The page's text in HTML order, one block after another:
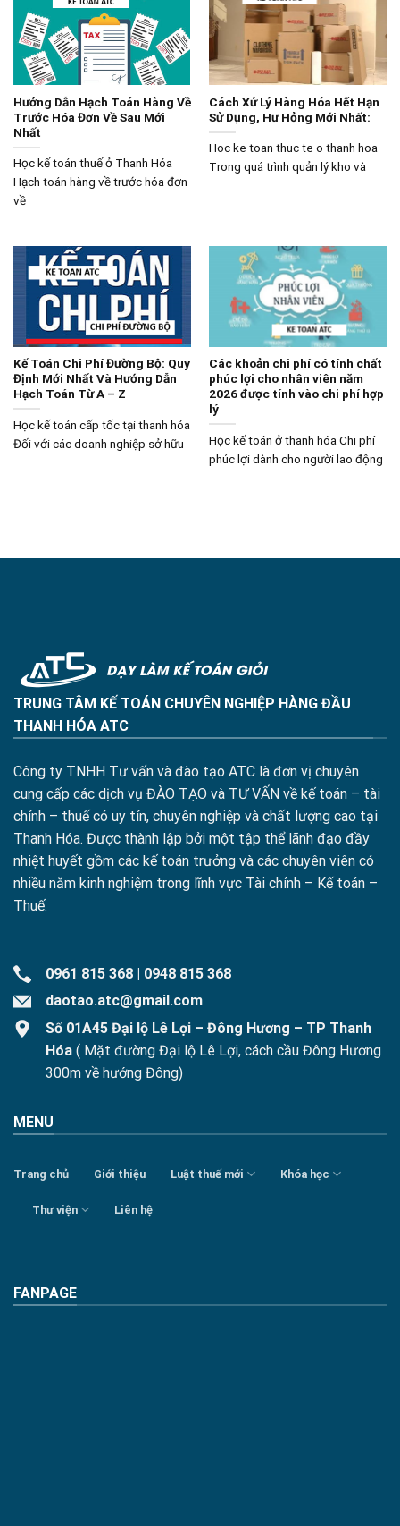
Hướng Dẫn Hạch Toán Hàng Về
Trước Hóa Đơn Về Sau Mới
Nhất
Học kế toán thuế ở Thanh Hóa
Hạch toán hàng về trước hóa đơn
về
Cách Xử Lý Hàng Hóa Hết Hạn
Sử Dụng, Hư Hỏng Mới Nhất:
Hoc ke toan thuc te o thanh hoa
Trong quá trình quản lý kho và
Kế Toán Chi Phí Đường Bộ: Quy
Định Mới Nhất Và Hướng Dẫn
Hạch Toán Từ A – Z
Học kế toán cấp tốc tại thanh hóa
Đối với các doanh nghiệp sở hữu
Các khoản chi phí có tính chất
phúc lợi cho nhân viên năm
2026 được tính vào chi phí hợp
lý
Học kế toán ở thanh hóa Chi phí
phúc lợi dành cho người lao động
TRUNG TÂM KẾ TOÁN CHUYÊN NGHIỆP HÀNG ĐẦU
THANH HÓA ATC
Công ty TNHH Tư vấn và đào tạo ATC là đơn vị chuyên
cung cấp các dịch vụ ĐÀO TẠO và TƯ VẤN về kế toán – tài
chính – thuế có uy tín, chuyên nghiệp và chất lượng cao tại
Thanh Hóa. Được thành lập bởi một tập thể lãnh đạo đầy
nhiệt huyết gồm các kế toán trưởng và các chuyên viên có
nhiều năm kinh nghiệm trong lĩnh vực Tài chính – Kế toán –
Thuế.
0961 815 368
0948 815 368
daotao.atc@gmail.com
Số 01A45 Đại lộ Lê Lợi – Đông Hương – TP Thanh
Hóa ( Mặt đường Đại lộ Lê Lợi, cách cầu Đông Hương
300m về hướng Đông)
MENU
Trang chủ Giới thiệu Luật thuế mới Khóa học
Thư viện Liên hệ
FANPAGE